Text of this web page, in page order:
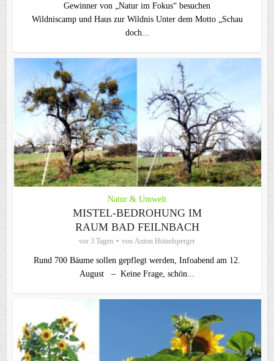
Gewinner von „Natur im Fokus“ besuchen
Wildniscamp und Haus zur Wildnis Unter dem Motto „Schau
doch...
Natur & Umwelt
MISTEL-BEDROHUNG IM
RAUM BAD FEILNBACH
vor 3 Tagen von Anton Hötzelsperger
Rund 700 Bäume sollen gepflegt werden, Infoabend am 12.
August – Keine Frage, schön...